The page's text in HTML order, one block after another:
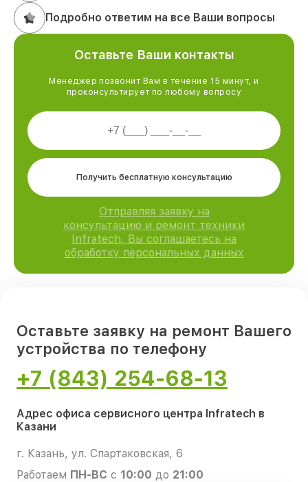
Подробно ответим на все Ваши вопросы
Оставьте Ваши контакты
Менеджер позвонит Вам в течение 15 минут, и
проконсультирует по любому вопросу
Получить бесплатную консультацию
Отправляя заявку на
консультацию и ремонт техники
Infratech, Вы соглашаетесь на
обработку персональных данных
Оставьте заявку на ремонт Вашего
устройства по телефону
+7 (843) 254-68-13
Адрес офиса сервисного центра Infratech в
Казани
г. Казань, ул. Спартаковская, 6
Работаем ПН-ВС с 10:00 до 21:00